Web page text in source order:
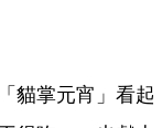
貓掌元宵」看起